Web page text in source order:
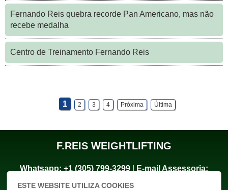
Fernando Reis quebra recorde Pan Americano, mas não
recebe medalha
Centro de Treinamento Fernando Reis
1 2 3 4 Próxima Última
F.REIS WEIGHTLIFTING
Whatsapp: +1 (305) 799-3299
E-mail Assessoria:
ESTE WEBSITE UTILIZA COOKIES